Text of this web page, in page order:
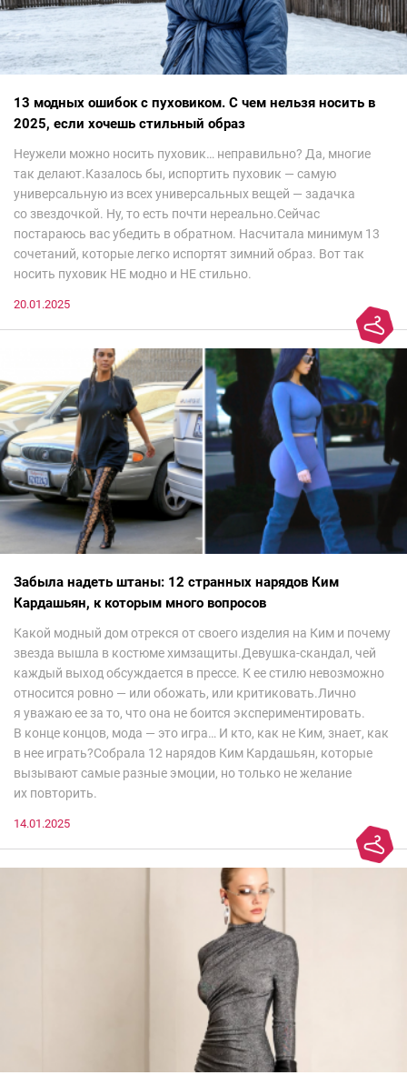
13 модных ошибок с пуховиком. С чем нельзя носить в
2025, если хочешь стильный образ
Неужели можно носить пуховик… неправильно? Да, многие
так делают.Казалось бы, испортить пуховик — самую
универсальную из всех универсальных вещей — задачка
со звездочкой. Ну, то есть почти нереально.Сейчас
постараюсь вас убедить в обратном. Насчитала минимум 13
сочетаний, которые легко испортят зимний образ. Вот так
носить пуховик НЕ модно и НЕ стильно.
20.01.2025
Забыла надеть штаны: 12 странных нарядов Ким
Кардашьян, к которым много вопросов
Какой модный дом отрекся от своего изделия на Ким и почему
звезда вышла в костюме химзащиты.Девушка-скандал, чей
каждый выход обсуждается в прессе. К ее стилю невозможно
относится ровно — или обожать, или критиковать.Лично
я уважаю ее за то, что она не боится экспериментировать.
В конце концов, мода — это игра… И кто, как не Ким, знает, как
в нее играть?Собрала 12 нарядов Ким Кардашьян, которые
вызывают самые разные эмоции, но только не желание
их повторить.
14.01.2025